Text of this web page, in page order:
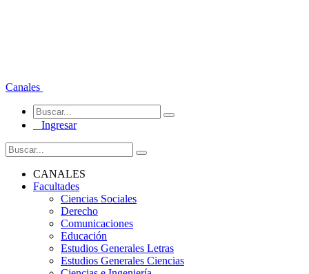
Canales
Ingresar
CANALES
Facultades
Ciencias Sociales
Derecho
Comunicaciones
Educación
Estudios Generales Letras
Estudios Generales Ciencias